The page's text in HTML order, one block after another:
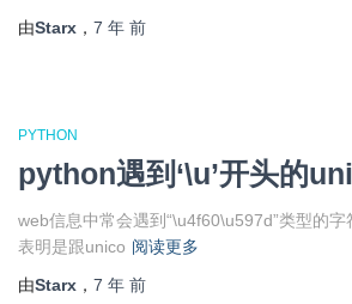
由Starx ， 7 年 前
PYTHON
python遇到‘\u’开头的
web信息中常会遇到“\u4f60\u597d”类型的字
表明是跟unico 阅读更多
由Starx ， 7 年 前